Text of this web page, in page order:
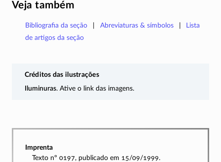
Veja também
Bibliografia da seção Abreviaturas & símbolos
Lista
de artigos da seção
Créditos das ilustrações
Iluminuras. Ative o link das imagens.
Imprenta
Texto nº 0197, publicado em 15/09/1999.